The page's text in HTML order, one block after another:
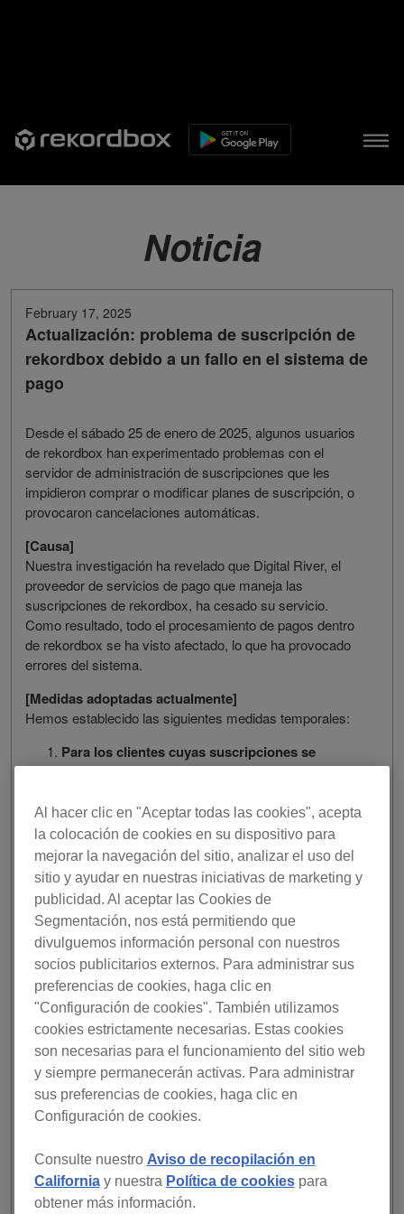
Noticia
February 17, 2025
Actualización: problema de suscripción de
rekordbox debido a un fallo en el sistema de
pago
Desde el sábado 25 de enero de 2025, algunos usuarios
de rekordbox han experimentado problemas con el
servidor de administración de suscripciones que les
impidieron comprar o modificar planes de suscripción, o
provocaron cancelaciones automáticas.
[Causa]
Nuestra investigación ha revelado que Digital River, el
proveedor de servicios de pago que maneja las
suscripciones de rekordbox, ha cesado su servicio.
Como resultado, todo el procesamiento de pagos dentro
de rekordbox se ha visto afectado, lo que ha provocado
errores del sistema.
[Medidas adoptadas actualmente]
Hemos establecido las siguientes medidas temporales:
Para los clientes cuyas suscripciones se
cancelaron automáticamente
sistema para garantizar que pueda continuar
usando su plan de suscripción existente más allá
de la fecha de vencimiento original.
Para los clientes que no pueden cancelar su
suscripción
Debido al proceso de extensión de contrato,
algunos usuarios experimentaron problemas que
les impidieron cancelar sus suscripciones.Este
problema se resolvió el lunes 17 de febrero de
2025.
Para los clientes que deseen continuar con su
plan actual
No es necesario realizar ninguna acción. Puede
continuar utilizando su plan de suscripción actual.
cobraremos las tarifas pendientes de pago que no
pudieron procesarse durante el fallo del sistema.
Al hacer clic en "Aceptar todas las cookies", acepta
la colocación de cookies en su dispositivo para
mejorar la navegación del sitio, analizar el uso del
sitio y ayudar en nuestras iniciativas de marketing y
publicidad. Al aceptar las Cookies de
Segmentación, nos está permitiendo que
divulguemos información personal con nuestros
socios publicitarios externos. Para administrar sus
preferencias de cookies, haga clic en
"Configuración de cookies". También utilizamos
cookies estrictamente necesarias. Estas cookies
son necesarias para el funcionamiento del sitio web
y siempre permanecerán activas. Para administrar
sus preferencias de cookies, haga clic en
Configuración de cookies.
Consulte nuestro Aviso de recopilación en
Californiay nuestra Política de cookiespara
obtener más información.